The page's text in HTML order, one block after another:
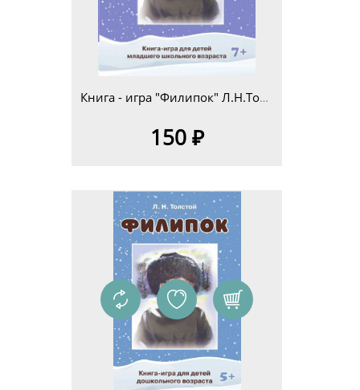
Книга - игра "Филипок" Л.Н.Толстой для детей младшего школьного возраста 7+
150 ₽